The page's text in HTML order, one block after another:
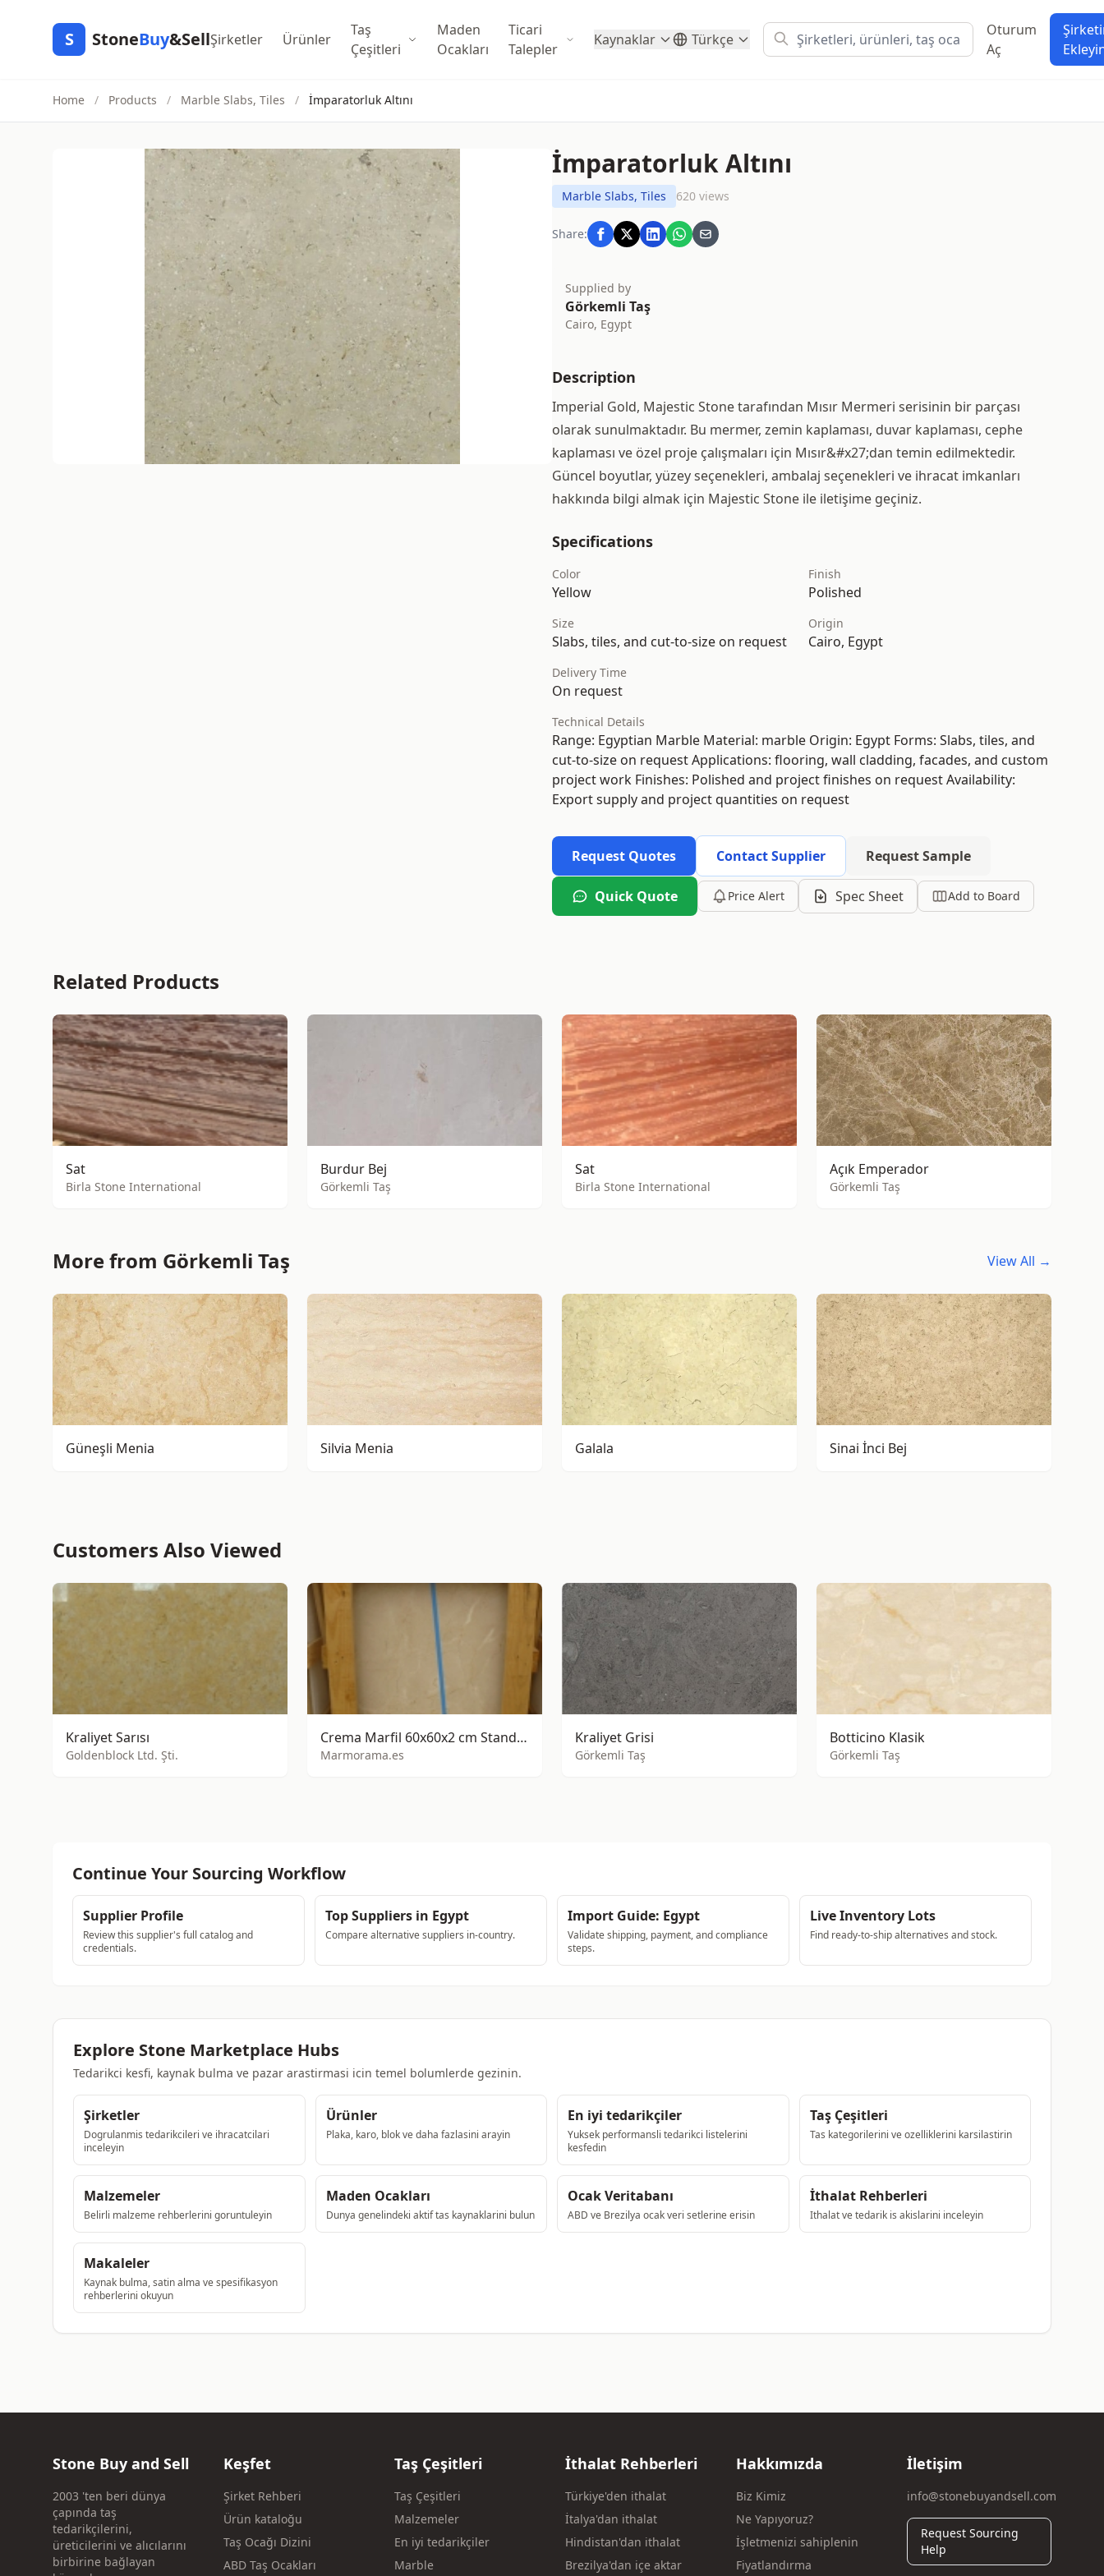
S StoneBuy&SellŞirketler Ürünler
Taş
Çeşitleri
Maden
Ocakları
Ticari
Talepler
Kaynaklar Türkçe
Oturum
Aç
Home / Products / Marble Slabs, Tiles / İmparatorluk Altını
İmparatorluk Altını
Marble Slabs, Tiles 620 views
Share:
Supplied by
Görkemli Taş
Cairo, Egypt
Description
Imperial Gold, Majestic Stone tarafından Mısır Mermeri serisinin bir parçası
olarak sunulmaktadır. Bu mermer, zemin kaplaması, duvar kaplaması, cephe
kaplaması ve özel proje çalışmaları için Mısır&#x27;dan temin edilmektedir.
Güncel boyutlar, yüzey seçenekleri, ambalaj seçenekleri ve ihracat imkanları
hakkında bilgi almak için Majestic Stone ile iletişime geçiniz.
Specifications
Color
Yellow
Finish
Polished
Size
Slabs, tiles, and cut-to-size on request
Origin
Cairo, Egypt
Delivery Time
On request
Technical Details
Range: Egyptian Marble Material: marble Origin: Egypt Forms: Slabs, tiles, and
cut-to-size on request Applications: flooring, wall cladding, facades, and custom
project work Finishes: Polished and project finishes on request Availability:
Export supply and project quantities on request
Request Quotes Contact Supplier Request Sample
Quick Quote Price Alert Spec Sheet Add to Board
Related Products
Sat
Birla Stone International
Burdur Bej
Görkemli Taş
Sat
Birla Stone International
Açık Emperador
Görkemli Taş
More from Görkemli Taş View All →
Güneşli Menia Silvia Menia Galala Sinai İnci Bej
Customers Also Viewed
Kraliyet Sarısı
Goldenblock Ltd. Şti.
Crema Marfil 60x60x2 cm Standart Serisi
Marmorama.es
Kraliyet Grisi
Görkemli Taş
Botticino Klasik
Görkemli Taş
Continue Your Sourcing Workflow
Supplier Profile
Review this supplier's full catalog and
credentials.
Top Suppliers in Egypt
Compare alternative suppliers in-country.
Import Guide: Egypt
Validate shipping, payment, and compliance
steps.
Live Inventory Lots
Find ready-to-ship alternatives and stock.
Explore Stone Marketplace Hubs
Tedarikci kesfi, kaynak bulma ve pazar arastirmasi icin temel bolumlerde gezinin.
Şirketler
Dogrulanmis tedarikcileri ve ihracatcilari
inceleyin
Ürünler
Plaka, karo, blok ve daha fazlasini arayin
En iyi tedarikçiler
Yuksek performansli tedarikci listelerini
kesfedin
Taş Çeşitleri
Tas kategorilerini ve ozelliklerini karsilastirin
Malzemeler
Belirli malzeme rehberlerini goruntuleyin
Maden Ocakları
Dunya genelindeki aktif tas kaynaklarini bulun
Ocak Veritabanı
ABD ve Brezilya ocak veri setlerine erisin
İthalat Rehberleri
Ithalat ve tedarik is akislarini inceleyin
Makaleler
Kaynak bulma, satin alma ve spesifikasyon
rehberlerini okuyun
Stone Buy and Sell
2003 'ten beri dünya
çapında taş
tedarikçilerini,
üreticilerini ve alıcılarını
birbirine bağlayan
Keşfet
Şirket Rehberi
Ürün kataloğu
Taş Ocağı Dizini
ABD Taş Ocakları
Taş Çeşitleri
Taş Çeşitleri
Malzemeler
En iyi tedarikçiler
Marble
İthalat Rehberleri
Türkiye'den ithalat
İtalya'dan ithalat
Hindistan'dan ithalat
Brezilya'dan içe aktar
Hakkımızda
Biz Kimiz
Ne Yapıyoruz?
İşletmenizi sahiplenin
Fiyatlandırma
İletişim
info@stonebuyandsell.com
Request Sourcing
Help